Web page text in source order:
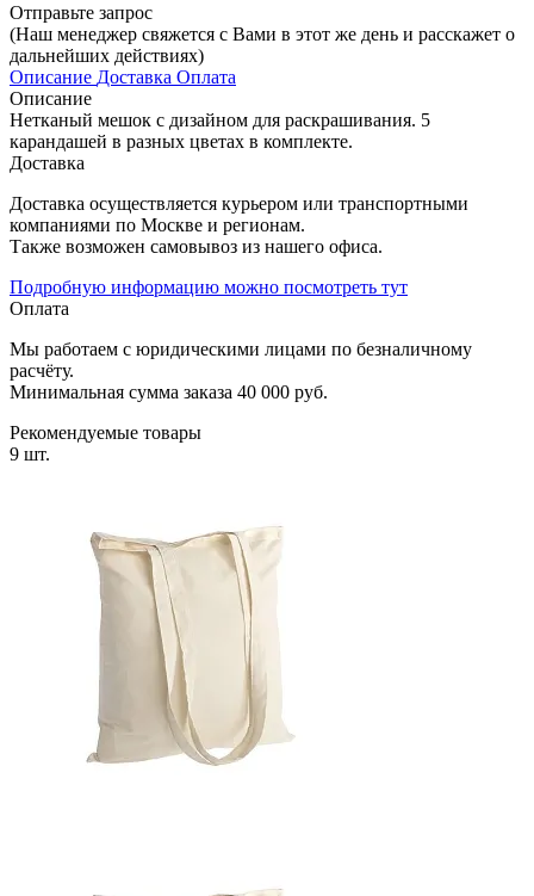
Отправьте запрос
(Наш менеджер свяжется с Вами в этот же день и расскажет о
дальнейших действиях)
Описание Доставка Оплата
Описание
Нетканый мешок с дизайном для раскрашивания. 5
карандашей в разных цветах в комплекте.
Доставка
Доставка осуществляется курьером или транспортными
компаниями по Москве и регионам.
Также возможен самовывоз из нашего офиса.
Подробную информацию можно посмотреть тут
Оплата
Мы работаем с юридическими лицами по безналичному
расчёту.
Минимальная сумма заказа 40 000 руб.
Рекомендуемые товары
9 шт.